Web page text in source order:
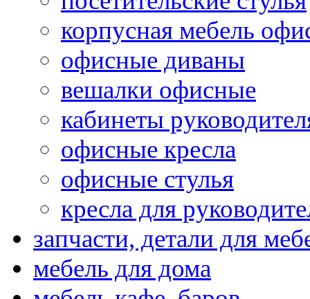
корпусная мебель
офисные диваны
вешалки офисные
кабинеты
офисные кресла
офисные стулья
кресла для
запчасти, детали для
мебель для дома